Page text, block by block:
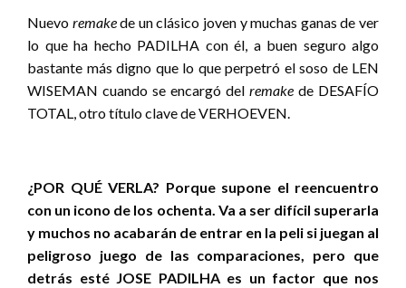
Nuevo remakede un clásico joven y muchas ganas de ver
lo que ha hecho PADILHA con él, a buen seguro algo
bastante más digno que lo que perpetró el soso de LEN
WISEMAN cuando se encargó del remake de DESAFÍO
TOTAL, otro título clave de VERHOEVEN.
¿POR QUÉ VERLA? Porque supone el reencuentro
con un icono de los ochenta. Va a ser difícil superarla
y muchos no acabarán de entrar en la peli si juegan al
peligroso juego de las comparaciones, pero que
detrás esté JOSE PADILHA es un factor que nos